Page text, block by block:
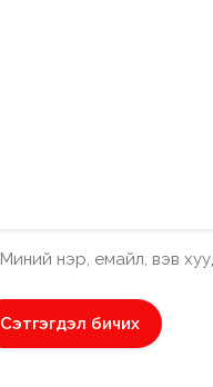
Миний нэр, емайл, вэв